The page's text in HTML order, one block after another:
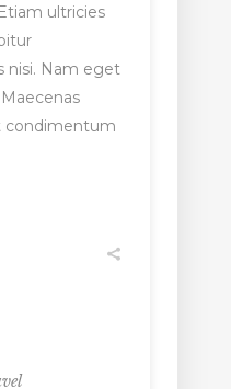
ultricies
nisi. Nam eget
condimentum